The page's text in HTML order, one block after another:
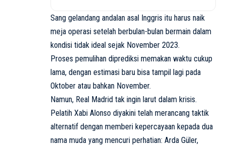
Sang gelandang andalan asal Inggris itu harus naik
meja operasi setelah berbulan-bulan bermain dalam
kondisi tidak ideal sejak November 2023.
Proses pemulihan diprediksi memakan waktu cukup
lama, dengan estimasi baru bisa tampil lagi pada
Oktober atau bahkan November.
Namun, Real Madrid tak ingin larut dalam krisis.
Pelatih Xabi Alonso diyakini telah merancang taktik
alternatif dengan memberi kepercayaan kepada dua
nama muda yang mencuri perhatian: Arda Güler,